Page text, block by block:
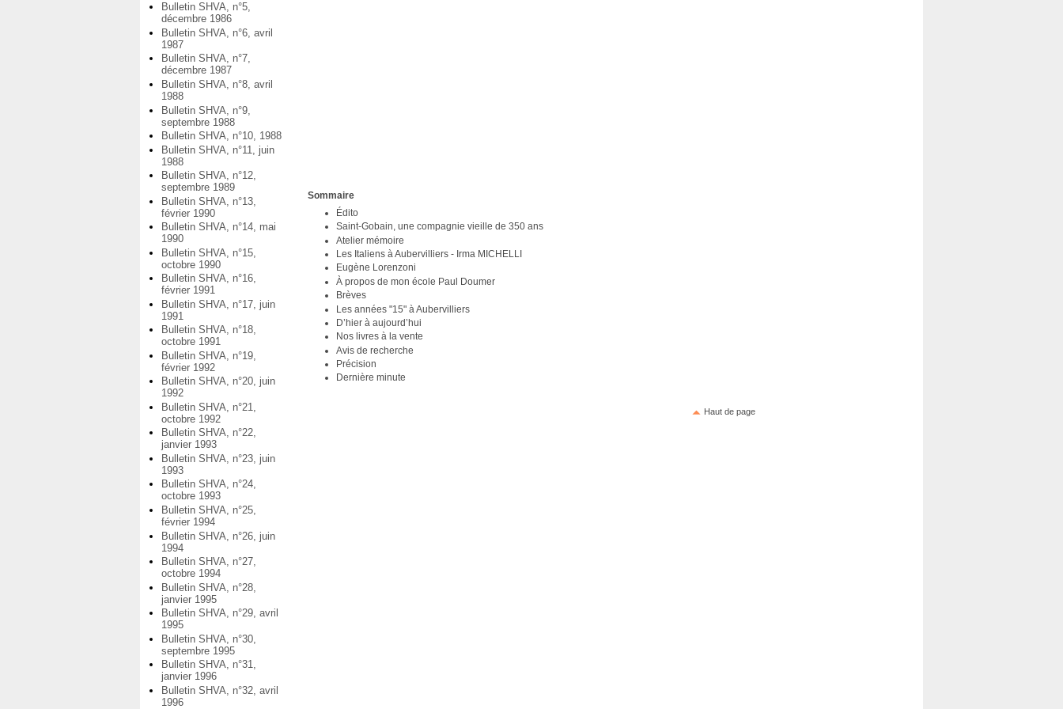
Bulletin SHVA, n°5,
décembre 1986
Bulletin SHVA, n°6, avril
1987
Bulletin SHVA, n°7,
décembre 1987
Bulletin SHVA, n°8, avril
1988
Bulletin SHVA, n°9,
septembre 1988
Bulletin SHVA, n°10, 1988
Bulletin SHVA, n°11, juin
1988
Bulletin SHVA, n°12,
septembre 1989
Bulletin SHVA, n°13,
février 1990
Bulletin SHVA, n°14, mai
1990
Bulletin SHVA, n°15,
octobre 1990
Bulletin SHVA, n°16,
février 1991
Bulletin SHVA, n°17, juin
1991
Bulletin SHVA, n°18,
octobre 1991
Bulletin SHVA, n°19,
février 1992
Bulletin SHVA, n°20, juin
1992
Bulletin SHVA, n°21,
octobre 1992
Bulletin SHVA, n°22,
janvier 1993
Bulletin SHVA, n°23, juin
1993
Bulletin SHVA, n°24,
octobre 1993
Bulletin SHVA, n°25,
février 1994
Bulletin SHVA, n°26, juin
1994
Bulletin SHVA, n°27,
octobre 1994
Bulletin SHVA, n°28,
janvier 1995
Bulletin SHVA, n°29, avril
1995
Bulletin SHVA, n°30,
septembre 1995
Bulletin SHVA, n°31,
janvier 1996
Bulletin SHVA, n°32, avril
1996
Sommaire
Édito
Saint-Gobain, une compagnie vieille de 350 ans
Atelier mémoire
Les Italiens à Aubervilliers - Irma MICHELLI
Eugène Lorenzoni
À propos de mon école Paul Doumer
Brèves
Les années "15" à Aubervilliers
D’hier à aujourd’hui
Nos livres à la vente
Avis de recherche
Précision
Dernière minute
Haut de page